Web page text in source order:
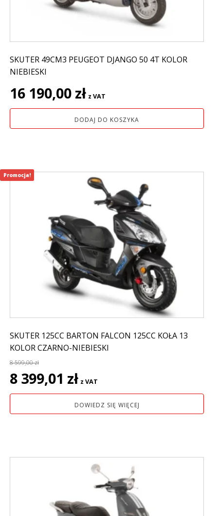
SKUTER 49CM3 PEUGEOT DJANGO 50 4T KOLOR
NIEBIESKI
16 190,00 zł z VAT
DODAJ DO KOSZYKA
SKUTER 125CC BARTON FALCON 125CC KOŁA 13
KOLOR CZARNO-NIEBIESKI
8 599,00zł
Pierwotna
cena
wynosiła:
8 399,01 zł cena
wynosi:
8
z VAT
DOWIEDZ SIĘ WIĘCEJ
Promocja!